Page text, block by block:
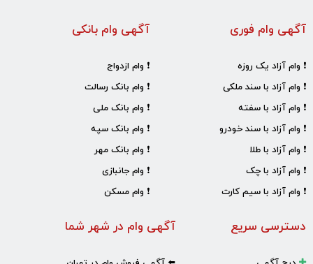
آگهی وام بانکی
❗ وام ازدواج
❗ وام بانک رسالت
❗ وام بانک ملی
❗ وام بانک سپه
❗ وام بانک مهر
❗ وام جانبازی
❗ وام مسکن
آگهی وام فوری
❗ وام آزاد یک روزه
❗ وام آزاد با سند ملکی
❗ وام آزاد با سفته
❗ وام آزاد با سند خودرو
❗ وام آزاد با طلا
❗ وام آزاد با چک
❗ وام آزاد با سیم کارت
آگهی وام در شهر شما دسترسی سریع